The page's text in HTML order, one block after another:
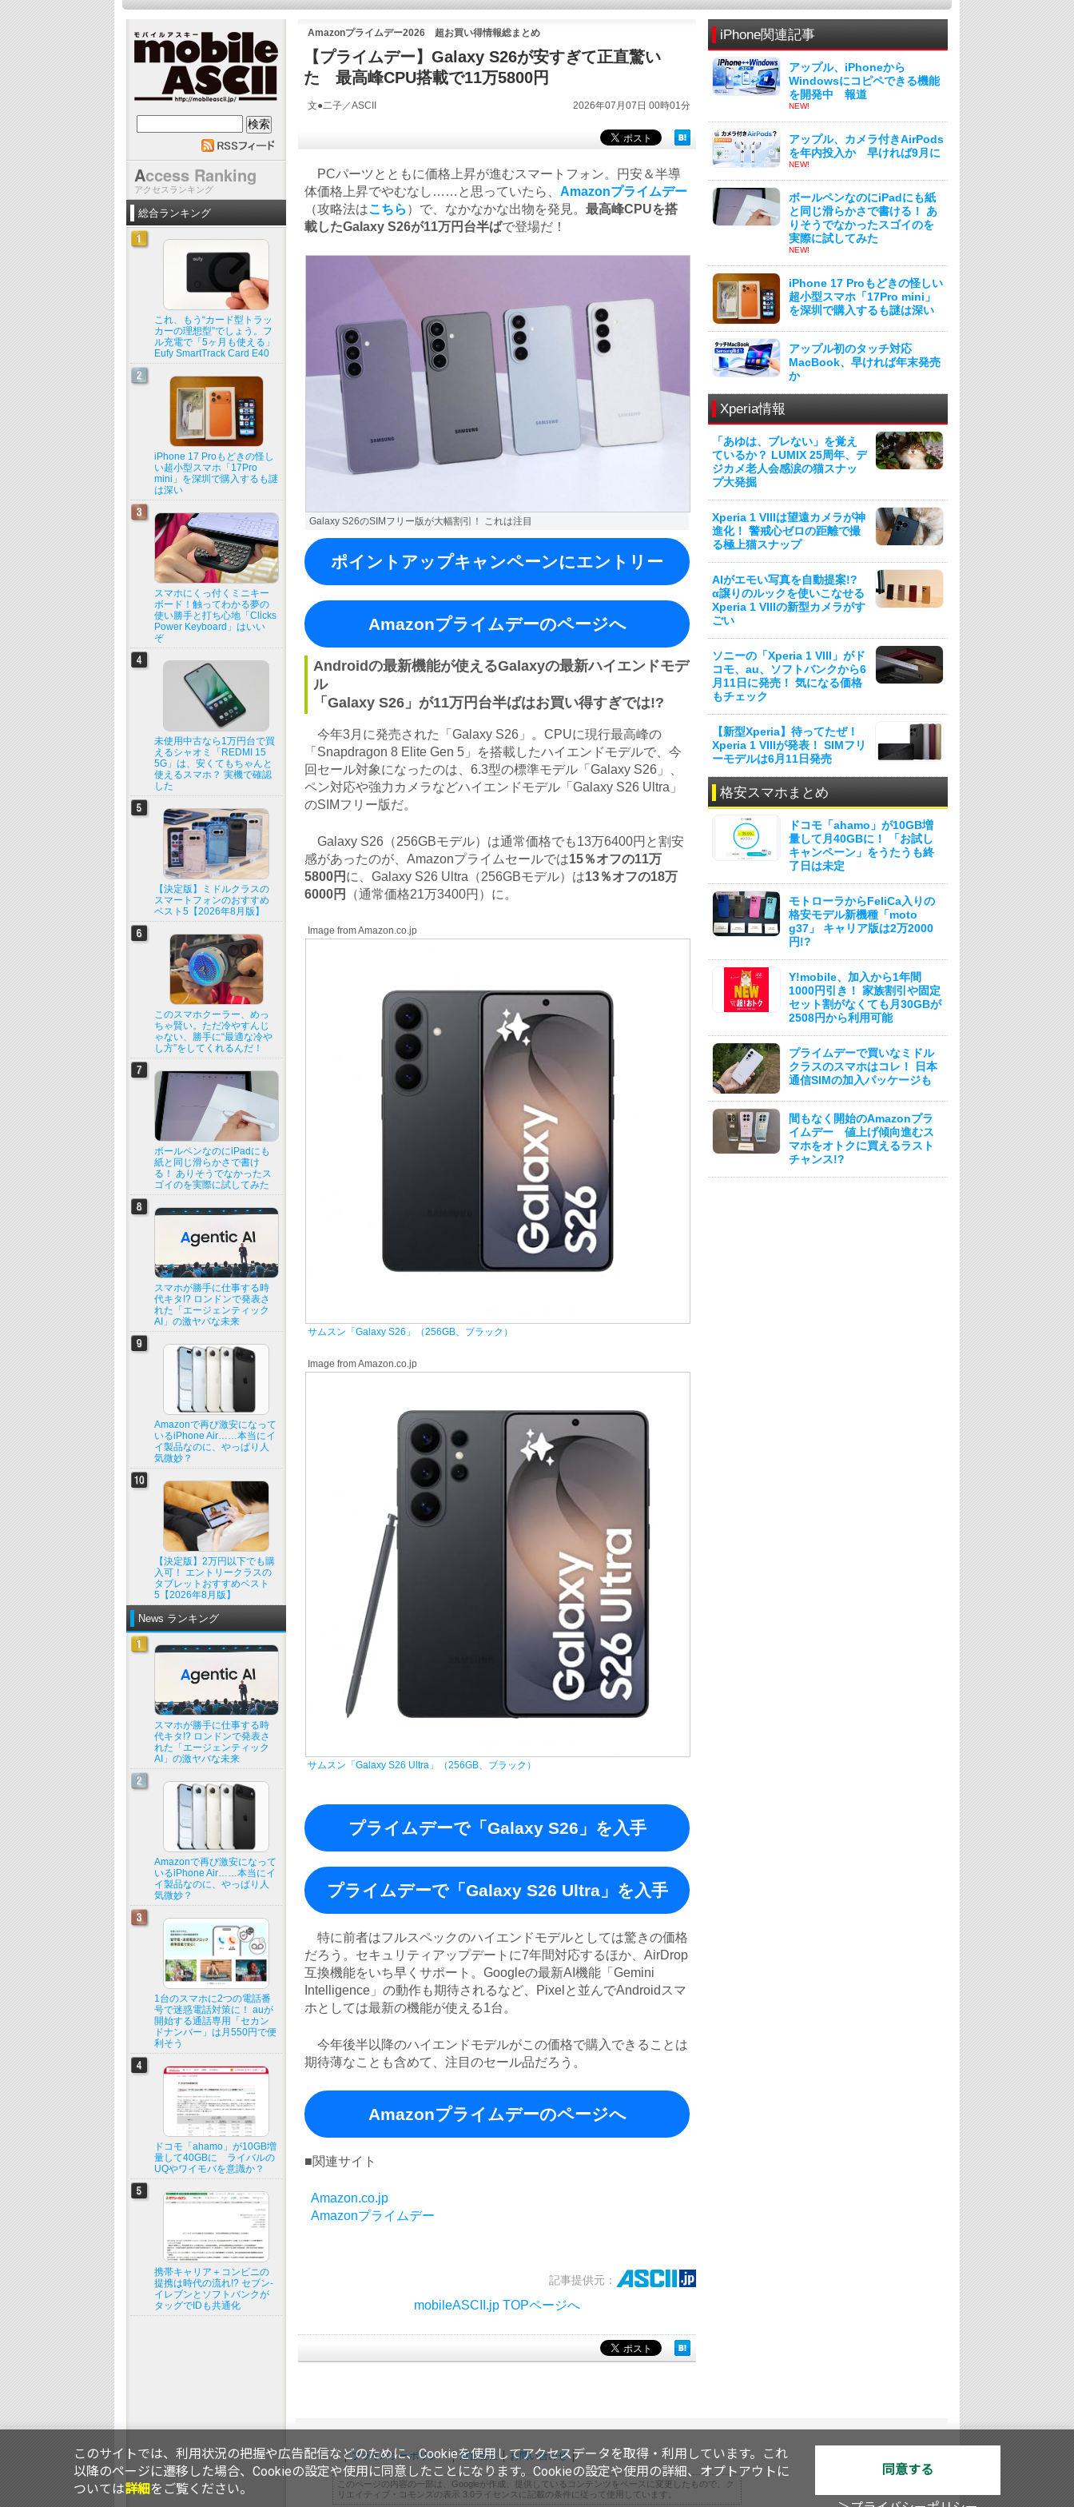
Amazonプライムデー2026 超お買い得情報総まとめ
【プライムデー】Galaxy S26が安すぎて正直驚い
た 最高峰CPU搭載で11万5800円
文●二子／ASCII 2026年07月07日 00時01分
PCパーツとともに価格上昇が進むスマートフォン。円安＆半導
体価格上昇でやむなし……と思っていたら、 Amazonプライムデー
（攻略法はこちら ）で、なかなかな出物を発見。 最高峰CPUを搭
載したGalaxy S26が11万円台半ばで登場だ！
Galaxy S26のSIMフリー版が大幅割引！ これは注目
ポイントアップキャンペーンにエントリー
Amazonプライムデーのページへ
Androidの最新機能が使えるGalaxyの最新ハイエンドモデ
ル
「Galaxy S26」が11万円台半ばはお買い得すぎでは!?
今年3月に発売された「Galaxy S26」。CPUに現行最高峰の
「Snapdragon 8 Elite Gen 5」を搭載したハイエンドモデルで、今
回セール対象になったのは、6.3型の標準モデル「Galaxy S26」、
ペン対応や強力カメラなどハイエンドモデル「Galaxy S26 Ultra」
のSIMフリー版だ。
Galaxy S26（256GBモデル）は通常価格でも13万6400円と割安
感があったのが、Amazonプライムセールでは15％オフの11万
5800円 に、Galaxy S26 Ultra（256GBモデル）は13％オフの18万
6000円
（通常価格21万3400円）に。
Image from Amazon.co.jp
サムスン「Galaxy S26」（256GB、ブラック）
Image from Amazon.co.jp
サムスン「Galaxy S26 Ultra」（256GB、ブラック）
プライムデーで「Galaxy S26」を入手
プライムデーで「Galaxy S26 Ultra」を入手
特に前者はフルスペックのハイエンドモデルとしては驚きの価格
だろう。セキュリティアップデートに7年間対応するほか、AirDrop
互換機能をいち早くサポート。Googleの最新AI機能「Gemini
Intelligence」の動作も期待されるなど、Pixelと並んでAndroidスマ
ホとしては最新の機能が使える1台。
今年後半以降のハイエンドモデルがこの価格で購入できることは
期待薄なことも含めて、注目のセール品だろう。
Amazonプライムデーのページへ
■関連サイト
Amazon.co.jp
Amazonプライムデー
記事提供元：
mobileASCII.jp TOPページへ
iPhone関連記事
アップル、iPhoneから
Windowsにコピペできる機能
を開発中 報道
NEW!
アップル、カメラ付きAirPods
を年内投入か 早ければ9月に
NEW!
ボールペンなのにiPadにも紙
と同じ滑らかさで書ける！ あ
りそうでなかったスゴイのを
実際に試してみた
NEW!
iPhone 17 Proもどきの怪しい
超小型スマホ「17Pro mini」
を深圳で購入するも謎は深い
アップル初のタッチ対応
MacBook、早ければ年末発売
か
Xperia情報
「あゆは、ブレない」を覚え
ているか？ LUMIX 25周年、デ
ジカメ老人会感涙の猫スナッ
プ大発掘
Xperia 1 VIIIは望遠カメラが神
進化！ 警戒心ゼロの距離で撮
る極上猫スナップ
AIがエモい写真を自動提案!?
α譲りのルックを使いこなせる
Xperia 1 VIIIの新型カメラがす
ごい
ソニーの「Xperia 1 VIII」がド
コモ、au、ソフトバンクから6
月11日に発売！ 気になる価格
もチェック
【新型Xperia】待ってたぜ！
Xperia 1 VIIIが発表！ SIMフリ
ーモデルは6月11日発売
格安スマホまとめ
ドコモ「ahamo」が10GB増
量して月40GBに！ 「お試し
キャンペーン」をうたうも終
了日は未定
モトローラからFeliCa入りの
格安モデル新機種「moto
g37」 キャリア版は2万2000
円!?
Y!mobile、加入から1年間
1000円引き！ 家族割引や固定
セット割がなくても月30GBが
2508円から利用可能
プライムデーで買いなミドル
クラスのスマホはコレ！ 日本
通信SIMの加入パッケージも
間もなく開始のAmazonプラ
イムデー 値上げ傾向進むス
マホをオトクに買えるラスト
チャンス!?
mobile ASCII
Access Ranking
アクセスランキング
総合ランキング
これ、もう“カード型トラッ
カーの理想型”でしょう。フ
ル充電で「5ヶ月も使える」
Eufy SmartTrack Card E40
iPhone 17 Proもどきの怪し
い超小型スマホ「17Pro
mini」を深圳で購入するも謎
は深い
スマホにくっ付くミニキー
ボード！触ってわかる夢の
使い勝手と打ち心地「Clicks
Power Keyboard」はいい
ぞ
未使用中古なら1万円台で買
えるシャオミ「REDMI 15
5G」は、安くてもちゃんと
使えるスマホ？ 実機で確認
した
【決定版】ミドルクラスの
スマートフォンのおすすめ
ベスト5【2026年8月版】
このスマホクーラー、めっ
ちゃ賢い。ただ冷やすんじ
ゃない、勝手に“最適な冷や
し方”をしてくれるんだ！
ボールペンなのにiPadにも
紙と同じ滑らかさで書け
る！ ありそうでなかったス
ゴイのを実際に試してみた
スマホが勝手に仕事する時
代キタ!? ロンドンで発表さ
れた「エージェンティック
AI」の激ヤバな未来
Amazonで再び激安になって
いるiPhone Air……本当にイ
イ製品なのに、やっぱり人
気微妙？
【決定版】2万円以下でも購
入可！ エントリークラスの
タブレットおすすめベスト
5【2026年8月版】
News ランキング
スマホが勝手に仕事する時
代キタ!? ロンドンで発表さ
れた「エージェンティック
AI」の激ヤバな未来
Amazonで再び激安になって
いるiPhone Air……本当にイ
イ製品なのに、やっぱり人
気微妙？
1台のスマホに2つの電話番
号で迷惑電話対策に！ auが
開始する通話専用「セカン
ドナンバー」は月550円で便
利そう
ドコモ「ahamo」が10GB増
量して40GBに ライバルの
UQやワイモバを意識か？
携帯キャリア＋コンビニの
提携は時代の流れ!? セブン-
イレブンとソフトバンクが
タッグでIDも共通化
プライバシーポリシー 運営会社 お問い合わせ
このページの内容の一部は、Googleが作成、提供しているコンテンツをベースに変更したもので、ク
リエイティブ・コモンズの表示 3.0ライセンスに記載の条件に従って使用しています。
このサイトでは、利用状況の把握や広告配信などのために、Cookieを使用してアクセスデータを取得・利用しています。これ
以降のページに遷移した場合、Cookieの設定や使用に同意したことになります。Cookieの設定や使用の詳細、オプトアウトに
ついては詳細 をご覧ください。
同意する